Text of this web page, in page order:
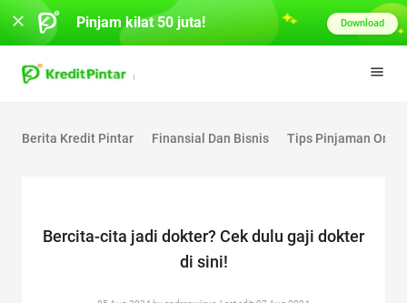
Berita Kredit Pintar Finansial Dan Bisnis Tips Pinjaman
Bercita-cita jadi dokter? Cek dulu gaji dokter
di sini!
Pinjam kilat 50 juta! Download